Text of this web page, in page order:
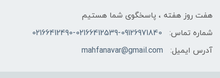
هفت روز هفته ، پاسخگوی شما هستیم
شماره تماس:
02166412490-02166412539-09126971840
آدرس ایمیل:
mahfanavar@gmail.com